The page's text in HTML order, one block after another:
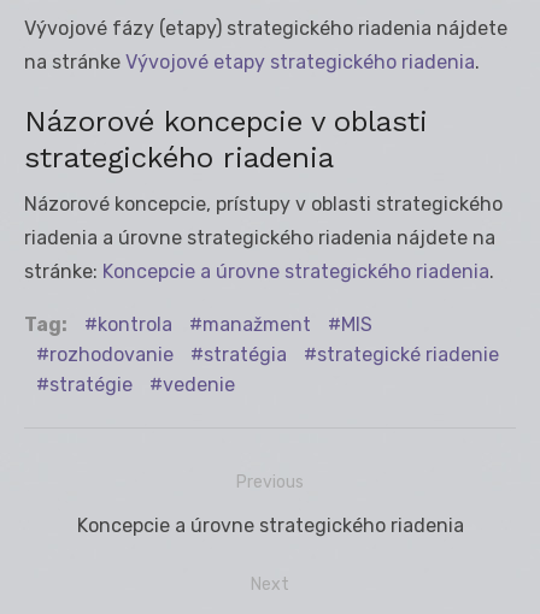
Vývojové fázy (etapy) strategického riadenia nájdete
na stránke Vývojové etapy strategického riadenia.
Názorové koncepcie v oblasti
strategického riadenia
Názorové koncepcie, prístupy v oblasti strategického
riadenia a úrovne strategického riadenia nájdete na
stránke: Koncepcie a úrovne strategického riadenia.
Tag: kontrola manažment
MIS
rozhodovanie
stratégia
strategické riadenie
stratégie
vedenie
Previous
Previous
Koncepcie a úrovne strategického riadenia
Next